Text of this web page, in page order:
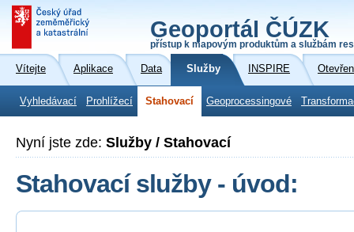
Geoportál ČÚZK
přístup k mapovým produktům a službám
Vítejte Aplikace Data Služby INSPIRE
Vyhledávací Prohlížecí Stahovací Geoprocessingové
Nyní jste zde: Služby / Stahovací
Stahovací služby - úvod: